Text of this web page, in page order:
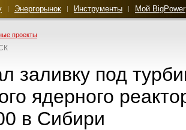
Энергорынок Инструменты Мой BigPower
проекты
заливку под
ядерного
в Сибири